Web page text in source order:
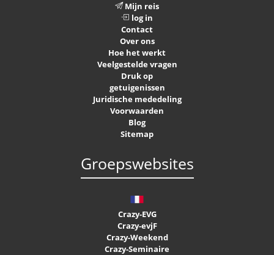
Mijn reis
log in
Contact
Over ons
Hoe het werkt
Veelgestelde vragen
Druk op
getuigenissen
Juridische mededeling
Voorwaarden
Blog
Sitemap
Groepswebsites
Crazy-EVG
Crazy-evjF
Crazy-Weekend
Crazy-Seminaire